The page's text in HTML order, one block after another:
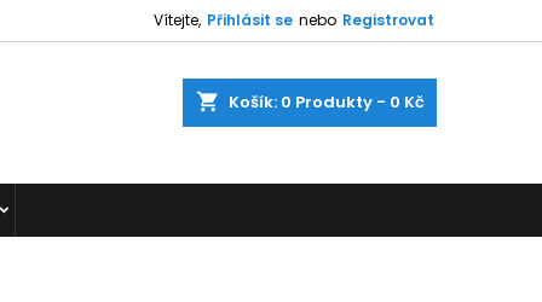
Vítejte, Přihlásit se nebo Registrovat
shopping_cart Košík: 0 Produkty - 0 Kč